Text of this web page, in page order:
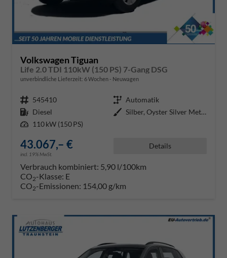
Volkswagen Tiguan
Life 2.0 TDI 110kW (150 PS) 7-Gang DSG
unverbindliche Lieferzeit: 6 Wochen Neuwagen
Fahrzeugnr. 545410 Getriebe Automatik
Kraftstoff Diesel Außenfarbe
Silber, Oyster Silver Metallic (
Leistung 110 kW (150 PS)
43.067,– €
incl. 19% MwSt.
Details
Verbrauch kombiniert: 5,90 l/100km
CO2-Klasse: E
CO2-Emissionen: 154,00 g/km